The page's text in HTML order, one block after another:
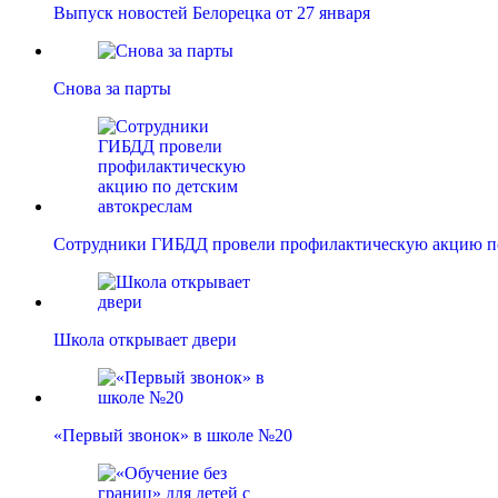
Выпуск новостей Белорецка от 27 января
Снова за парты
Сотрудники ГИБДД провели профилактическую акцию
Школа открывает двери
«Первый звонок» в школе №20